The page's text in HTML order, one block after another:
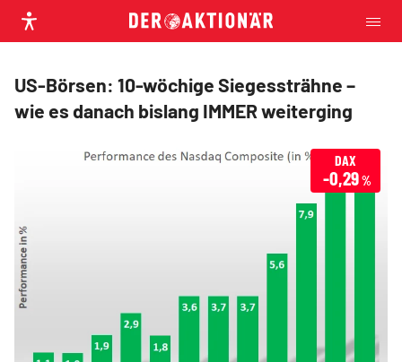
US-Börsen: 10-wöchige Siegessträhne –
wie es danach bislang IMMER weiterging
DAX
-0,29%